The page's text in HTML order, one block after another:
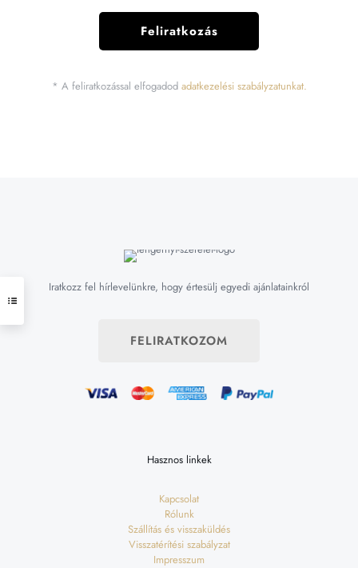
* A feliratkozással elfogadod adatkezelési szabályzatunkat.
Iratkozz fel hírlevelünkre, hogy értesülj egyedi ajánlatainkról
FELIRATKOZOM
Hasznos linkek
Kapcsolat
Rólunk
Szállítás és visszaküldés
Visszatérítési szabályzat
Impresszum